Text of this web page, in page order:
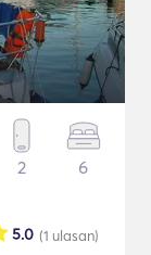
2 6
(1 ulasan)
5.0